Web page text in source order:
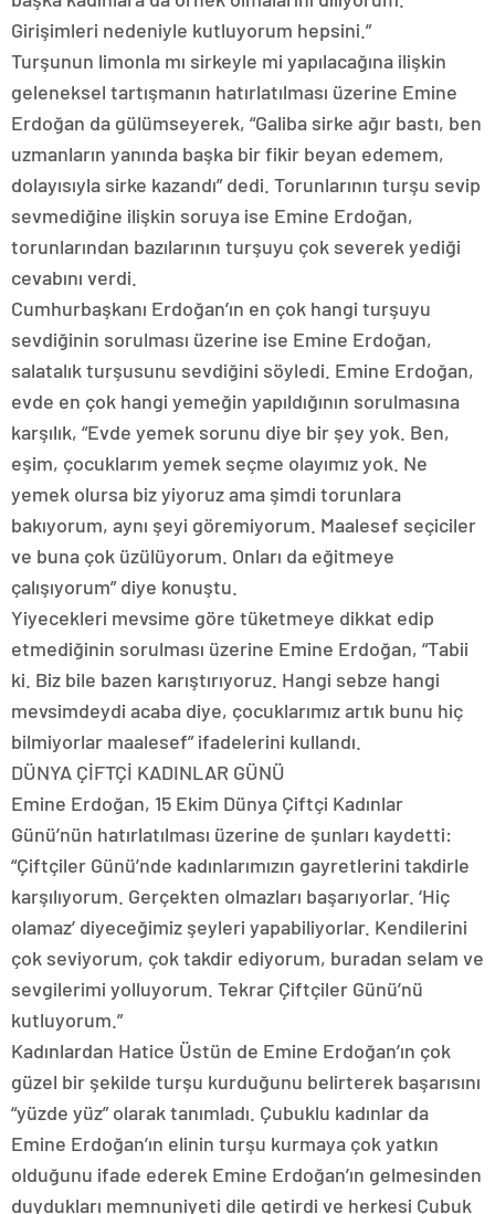
Girişimleri nedeniyle kutluyorum hepsini.”
Turşunun limonla mı sirkeyle mi yapılacağına ilişkin
geleneksel tartışmanın hatırlatılması üzerine Emine
Erdoğan da gülümseyerek, “Galiba sirke ağır bastı, ben
uzmanların yanında başka bir fikir beyan edemem,
dolayısıyla sirke kazandı” dedi. Torunlarının turşu sevip
sevmediğine ilişkin soruya ise Emine Erdoğan,
torunlarından bazılarının turşuyu çok severek yediği
cevabını verdi.
Cumhurbaşkanı Erdoğan’ın en çok hangi turşuyu
sevdiğinin sorulması üzerine ise Emine Erdoğan,
salatalık turşusunu sevdiğini söyledi. Emine Erdoğan,
evde en çok hangi yemeğin yapıldığının sorulmasına
karşılık, “Evde yemek sorunu diye bir şey yok. Ben,
eşim, çocuklarım yemek seçme olayımız yok. Ne
yemek olursa biz yiyoruz ama şimdi torunlara
bakıyorum, aynı şeyi göremiyorum. Maalesef seçiciler
ve buna çok üzülüyorum. Onları da eğitmeye
çalışıyorum” diye konuştu.
Yiyecekleri mevsime göre tüketmeye dikkat edip
etmediğinin sorulması üzerine Emine Erdoğan, “Tabii
ki. Biz bile bazen karıştırıyoruz. Hangi sebze hangi
mevsimdeydi acaba diye, çocuklarımız artık bunu hiç
bilmiyorlar maalesef” ifadelerini kullandı.
DÜNYA ÇİFTÇİ KADINLAR GÜNÜ
Emine Erdoğan, 15 Ekim Dünya Çiftçi Kadınlar
Günü’nün hatırlatılması üzerine de şunları kaydetti:
“Çiftçiler Günü’nde kadınlarımızın gayretlerini takdirle
karşılıyorum. Gerçekten olmazları başarıyorlar. ‘Hiç
olamaz’ diyeceğimiz şeyleri yapabiliyorlar. Kendilerini
çok seviyorum, çok takdir ediyorum, buradan selam ve
sevgilerimi yolluyorum. Tekrar Çiftçiler Günü’nü
kutluyorum.”
Kadınlardan Hatice Üstün de Emine Erdoğan’ın çok
güzel bir şekilde turşu kurduğunu belirterek başarısını
“yüzde yüz” olarak tanımladı. Çubuklu kadınlar da
Emine Erdoğan’ın elinin turşu kurmaya çok yatkın
olduğunu ifade ederek Emine Erdoğan’ın gelmesinden
duydukları memnuniyeti dile getirdi ve herkesi Çubuk